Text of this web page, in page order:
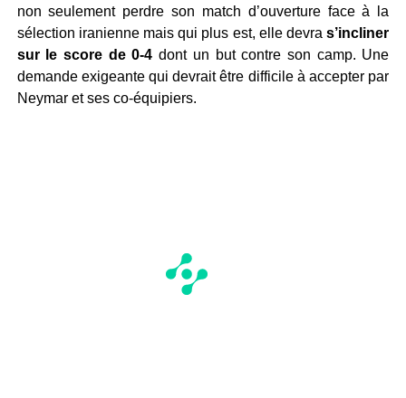
non seulement perdre son match d’ouverture face à la
sélection iranienne mais qui plus est, elle devras’incliner
sur le score de 0-4 dont un but contre son camp. Une
demande exigeante qui devrait être difficile à accepter par
Neymar et ses co-équipiers.